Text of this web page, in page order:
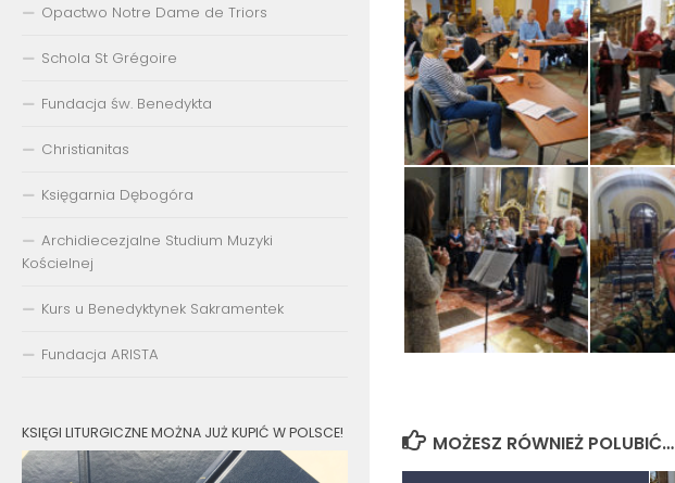
MOŻESZ RÓWNIEŻ POLUBIĆ…
Opactwo Notre Dame de Triors
Schola St Grégoire
Fundacja św. Benedykta
Christianitas
Księgarnia Dębogóra
Archidiecezjalne Studium Muzyki
Kościelnej
Kurs u Benedyktynek Sakramentek
Fundacja ARISTA
KSIĘGI LITURGICZNE MOŻNA JUŻ KUPIĆ W POLSCE!